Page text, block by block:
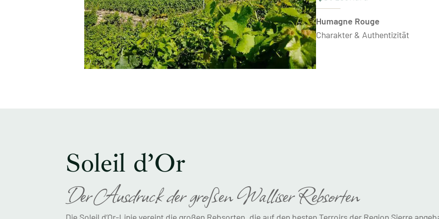
Humagne Rouge
Charakter & Authentizität
Soleil d’Or
Der Ausdruck der großen Walliser Rebsorten